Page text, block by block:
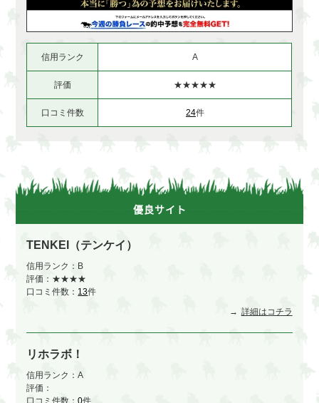
信用ランク A
評価 ★★★★★
口コミ件数 24件
優良サイト
TENKEI（テンケイ）
信用ランク：B
評価：★★★★
口コミ件数： 13件
詳細はコチラ
リホラボ！
信用ランク：A
評価：
口コミ件数：0件